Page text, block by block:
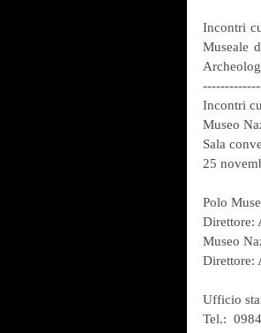
Incontri
Museale
Incontri
Museo
Sala
25
Polo
Direttore:
Museo
Direttore:
Ufficio
Tel.: